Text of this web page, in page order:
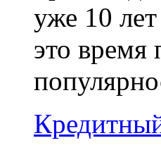
уже 10
это время